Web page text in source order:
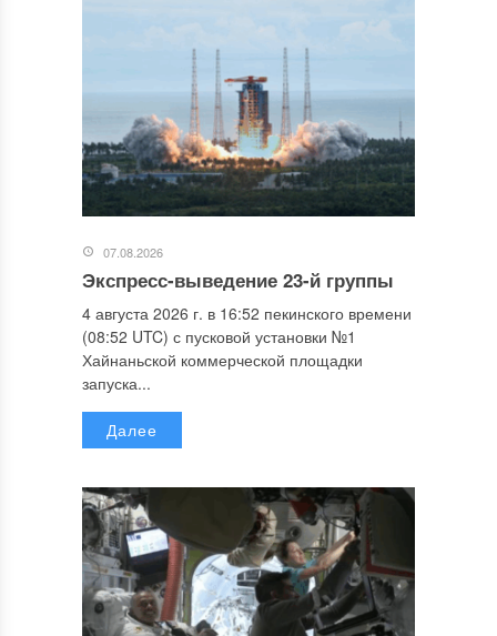
07.08.2026
Экспресс-выведение 23-й группы
4 августа 2026 г. в 16:52 пекинского времени
(08:52 UTC) с пусковой установки №1
Хайнаньской коммерческой площадки
запуска...
Далее